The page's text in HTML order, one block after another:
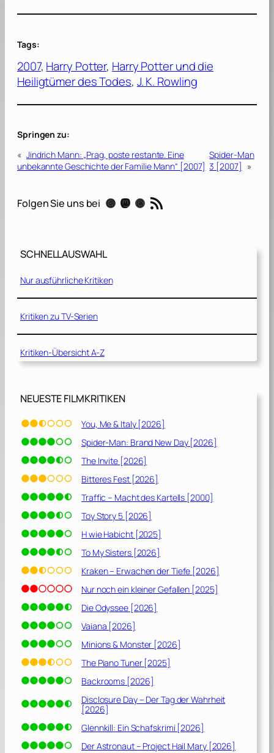
Tags:
2007, Harry Potter, Harry Potter und die
Heiligtümer des Todes, J. K. Rowling
Springen zu:
« Jindrich Mann: „Prag, poste restante. Eine
unbekannte Geschichte der Familie Mann“ [2007]
Spider-Man
3 [2007]
»
Folgen Sie uns bei Instagram Mastodon Threads RSS-Feed
SCHNELLAUSWAHL
Nur ausführliche Kritiken
Kritiken zu TV-Serien
Kritiken-Übersicht A-Z
NEUESTE FILMKRITIKEN
You, Me & Italy [2026]
Spider-Man: Brand New Day [2026]
The Invite [2026]
Bitteres Fest [2026]
Traffic – Macht des Kartells [2000]
Toy Story 5 [2026]
H wie Habicht [2025]
To My Sisters [2026]
Kraken – Erwachen der Tiefe [2026]
Nur noch ein kleiner Gefallen [2025]
Die Odyssee [2026]
Vaiana [2026]
Minions & Monster [2026]
The Piano Tuner [2025]
Backrooms [2026]
Disclosure Day – Der Tag der Wahrheit
[2026]
Glennkill: Ein Schafskrimi [2026]
Der Astronaut – Project Hail Mary [2026]